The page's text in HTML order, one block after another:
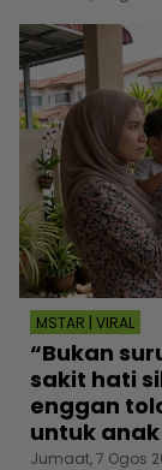
MSTAR | VIRAL
“Bukan
sakit hati
enggan
untuk anak
Jumaat, 7 Ogos